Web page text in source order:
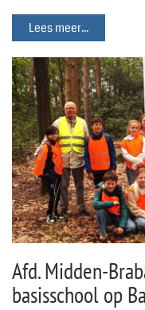
Lees meer...
Afd. Midden-
basisschool op